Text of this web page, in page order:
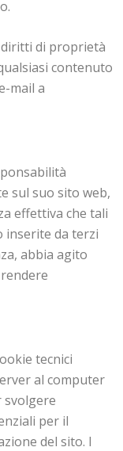
di proprietà
contenuto
mail a
sul suo sito web,
effettiva che tali
inserite da terzi
abbia agito
tecnici
al computer
svolgere
per il
del sito. I